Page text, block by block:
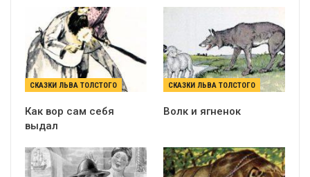
СКАЗКИ ЛЬВА ТОЛСТОГО
Как вор сам себя
выдал
СКАЗКИ ЛЬВА ТОЛСТОГО
Волк и ягненок